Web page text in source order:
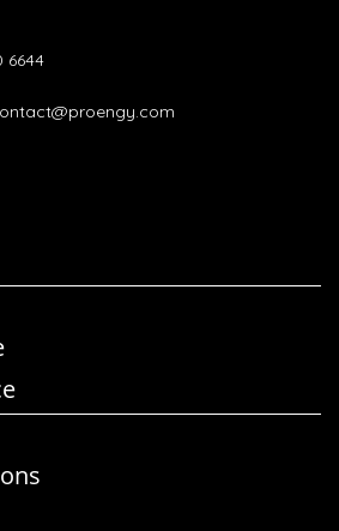
6644